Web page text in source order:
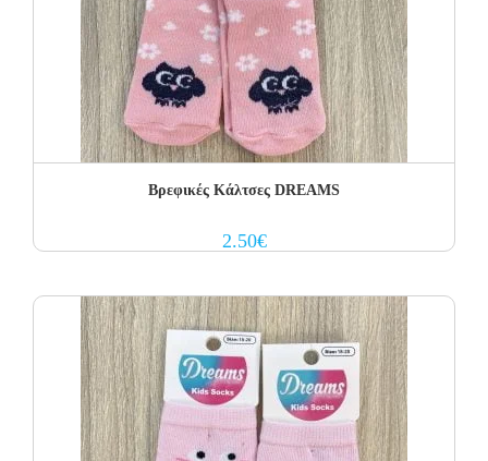
Βρεφικές Κάλτσες DREAMS
2.50€